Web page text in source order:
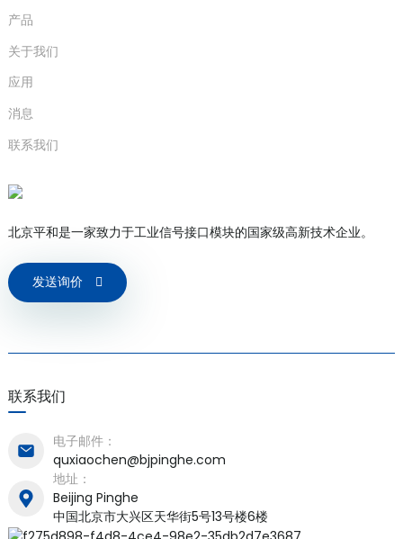
产品
关于我们
应用
消息
联系我们
北京平和是一家致力于工业信号接口模块的国家级高新技术企业。
发送询价
联系我们
电子邮件：
quxiaochen@bjpinghe.com
地址：
Beijing Pinghe
中国北京市大兴区天华街5号13号楼6楼